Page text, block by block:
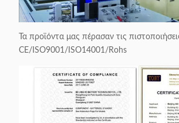
Τα προϊόντα μας πέρασαν τις
CE/ISO9001/ISO14001/Rohs